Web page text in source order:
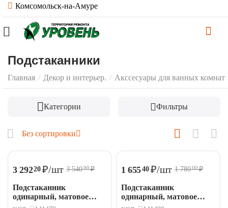
Комсомольск-на-Амуре
Подстаканники
Главная / Декор и интерьер. / Акссесуары для ванных комнат
Категории Фильтры
Без сортировки
3 29220 ₽/шт 3 54000₽
Подстаканник
одинарный, матовое
стекло, графит IDDIS
1 65540 ₽/шт 1 78000₽
Подстаканник
одинарный, матовое
стекло IDDIS Сена / Sena